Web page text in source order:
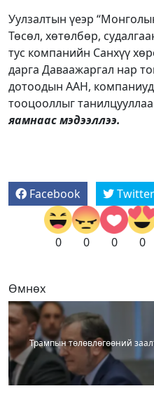
Уулзалтын үеэр
Төсөл, хөтөлбөр,
тус компанийн Санхүү
дарга Даваажаргал нар
дотоодын ААН,
тооцооллыг танилцууллаа
яамнаас мэдээллээ.
Facebook Twitter
0 0 0 0
Өмнөх
Трампын төлөвлөгөөний